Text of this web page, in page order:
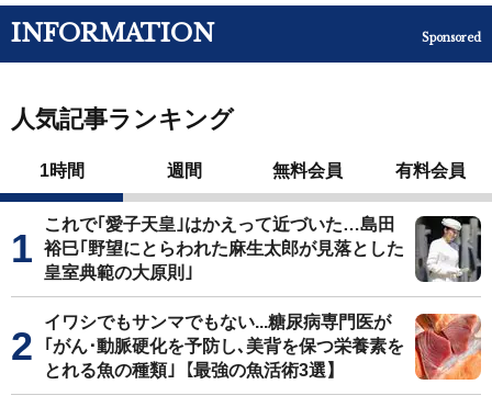
INFORMATION Sponsored
人気記事ランキング
1時間 週間 無料会員 有料会員
これで｢愛子天皇｣はかえって近づいた…島田
裕巳｢野望にとらわれた麻生太郎が見落とした
皇室典範の大原則｣
イワシでもサンマでもない...糖尿病専門医が
｢がん･動脈硬化を予防し､美背を保つ栄養素を
とれる魚の種類｣【最強の魚活術3選】